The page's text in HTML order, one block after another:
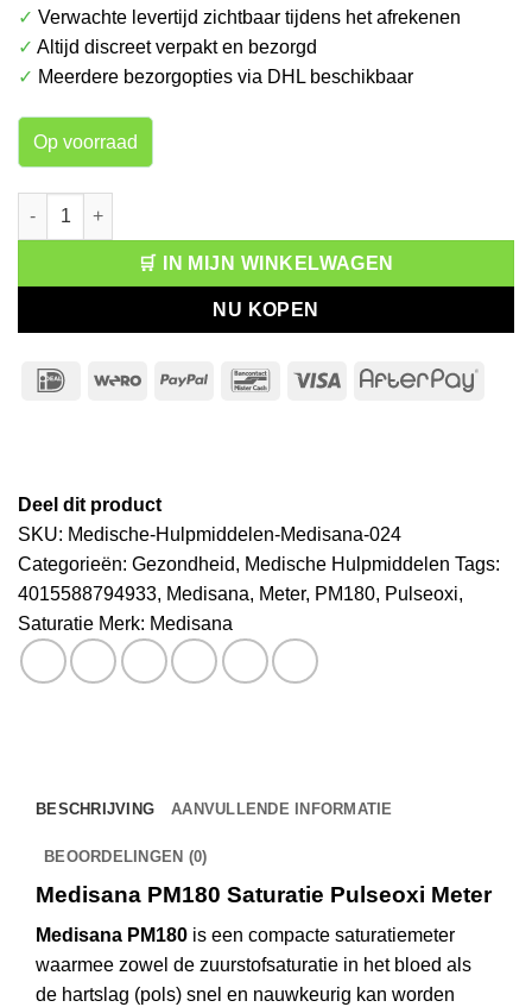
✓ Verwachte levertijd zichtbaar tijdens het afrekenen
✓ Altijd discreet verpakt en bezorgd
✓ Meerdere bezorgopties via DHL beschikbaar
Op voorraad
Medisana PM180 Saturatie Pulseoxi Meter aantal
🛒 IN MIJN WINKELWAGEN
NU KOPEN
IDeal Wero PayPal Bancontact
Visa
Deel dit product
SKU: Medische-Hulpmiddelen-Medisana-024
Categorieën: Gezondheid, Medische Hulpmiddelen Tags:
4015588794933, Medisana, Meter, PM180, Pulseoxi,
Saturatie Merk: Medisana
BESCHRIJVING AANVULLENDE INFORMATIE
BEOORDELINGEN (0)
Medisana PM180 Saturatie Pulseoxi Meter
Medisana PM180 is een compacte saturatiemeter
waarmee zowel de zuurstofsaturatie in het bloed als
de hartslag (pols) snel en nauwkeurig kan worden